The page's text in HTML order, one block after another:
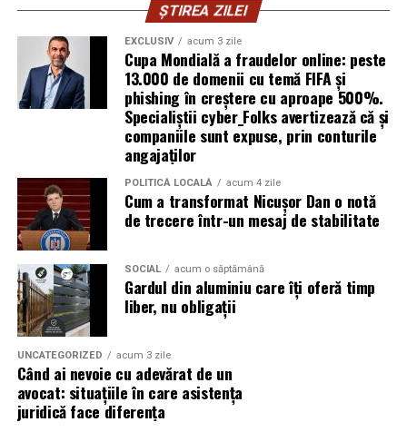
ȘTIREA ZILEI
EXCLUSIV acum 3 zile
Cupa Mondială a fraudelor online: peste
13.000 de domenii cu temă FIFA și
phishing în creștere cu aproape 500%.
Specialiștii cyber_Folks avertizează că și
companiile sunt expuse, prin conturile
angajaților
POLITICĂ LOCALĂ acum 4 zile
Cum a transformat Nicușor Dan o notă
de trecere într-un mesaj de stabilitate
SOCIAL acum o săptămână
Gardul din aluminiu care îți oferă timp
liber, nu obligații
UNCATEGORIZED acum 3 zile
Când ai nevoie cu adevărat de un
avocat: situațiile în care asistența
juridică face diferența